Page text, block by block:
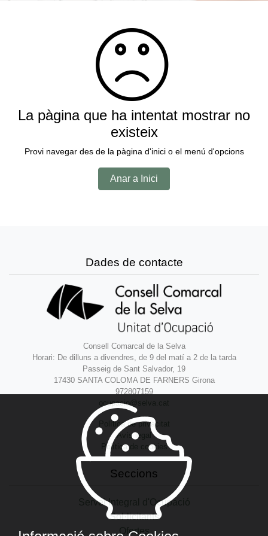
La pàgina que ha intentat mostrar no
existeix
Provi navegar des de la pàgina d'inici o el menú d'opcions
Anar a Inici
Dades de contacte
Consell Comarcal de la Selva
Horari: De dilluns a divendres, de 9 del matí a 2 de la tarda
Passeig de Sant Salvador, 19
17430 SANTA COLOMA DE FARNERS Girona
972807159
ocupacio@selva.cat
Política de privacitat
Avís legal
Política de cookies
Seccions
Servei Integral d'Ocupació
Sol·licitants
Ofertes